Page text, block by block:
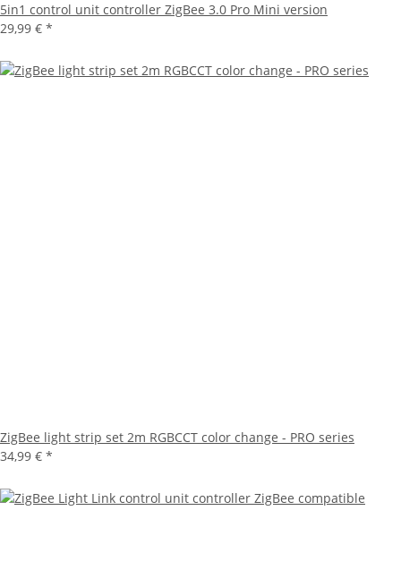
5in1 control unit controller ZigBee 3.0 Pro Mini version
29,99 € *
ZigBee light strip set 2m RGBCCT color change - PRO series
34,99 € *